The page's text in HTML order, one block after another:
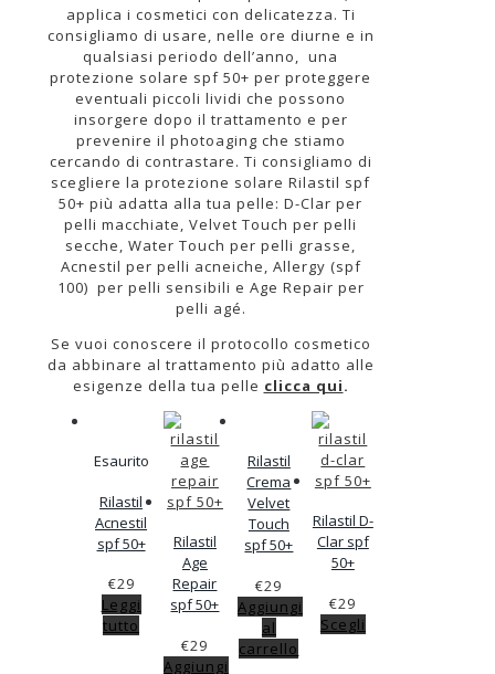
applica i cosmetici con delicatezza. Ti
consigliamo di usare, nelle ore diurne e in
qualsiasi periodo dell’anno, una
protezione solare spf 50+ per proteggere
eventuali piccoli lividi che possono
insorgere dopo il trattamento e per
prevenire il photoaging che stiamo
cercando di contrastare. Ti consigliamo di
scegliere la protezione solare Rilastil spf
50+ più adatta alla tua pelle: D-Clar per
pelli macchiate, Velvet Touch per pelli
secche, Water Touch per pelli grasse,
Acnestil per pelli acneiche, Allergy (spf
100) per pelli sensibili e Age Repair per
pelli agé.
Se vuoi conoscere il protocollo cosmetico
da abbinare al trattamento più adatto alle
esigenze della tua pelle clicca qui.
Esaurito
Rilastil
Acnestil
spf 50+
€29
Leggi
tutto
Rilastil
Age
Repair
spf 50+
€29
Aggiungi
Rilastil
Crema
Velvet
Touch
spf 50+
€29
Aggiungi
al
carrello
Rilastil D-
Clar spf
50+
€29
Scegli